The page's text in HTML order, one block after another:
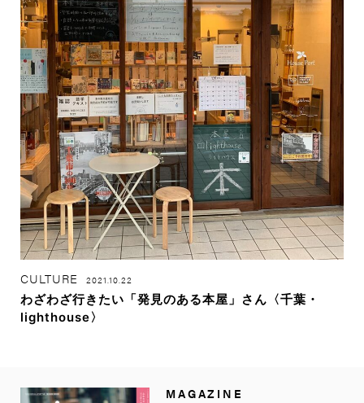
CULTURE 2021.10.22
わざわざ行きたい「発見のある本屋」さん〈千葉・
lighthouse〉
MAGAZINE